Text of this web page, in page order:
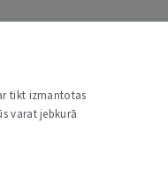
tikt izmantotas
varat jebkurā